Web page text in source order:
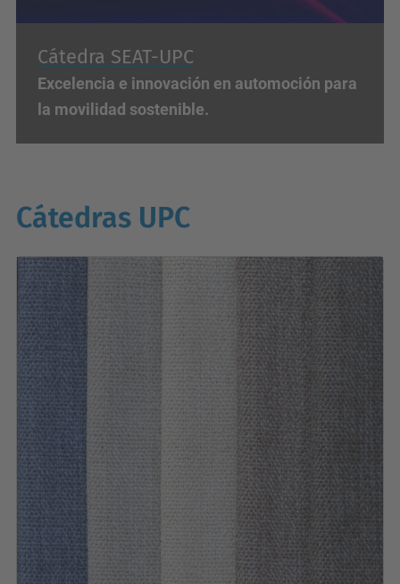
Cátedra SEAT-UPC
Excelencia e innovación en automoción para
la movilidad sostenible.
Cátedras UPC